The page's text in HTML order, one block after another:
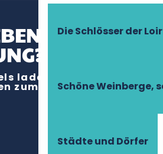
Die Schlösser der
Schöne Weinberge,
Städte und Dörfer
SIE DIESE
laden auch andere
zum Entspannen ein.